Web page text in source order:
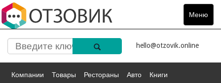
Меню
Toggle
hello@otzovik.online
Компании Товары Рестораны Авто Книги